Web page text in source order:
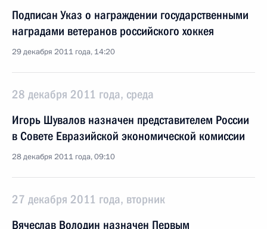
Подписан Указ о награждении государственными
наградами ветеранов российского хоккея
29 декабря 2011 года, 14:20
28 декабря 2011 года, среда
Игорь Шувалов назначен представителем России
в Совете Евразийской экономической комиссии
28 декабря 2011 года, 09:10
27 декабря 2011 года, вторник
Вячеслав Володин назначен Первым